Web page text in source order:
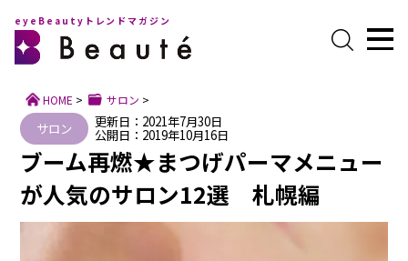
eyeBeautyトレンドマガジン
HOME > サロン >
サロン 更新日：2021年7月30日
公開日：2019年10月16日
ブーム再燃★まつげパーマメニュー
が人気のサロン12選 札幌編